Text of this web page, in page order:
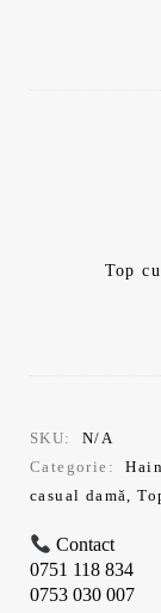
Top
SKU:
N/A
Categorie:
casual damă,
Contact
0751 118 834
0753 030 007